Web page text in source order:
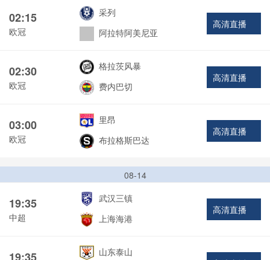
02:15
欧冠
采列
阿拉特阿美尼亚
高清直播
02:30
欧冠
格拉茨风暴
费内巴切
高清直播
03:00
欧冠
里昂
布拉格斯巴达
高清直播
08-14
19:35
中超
武汉三镇
上海海港
高清直播
19:35
山东泰山